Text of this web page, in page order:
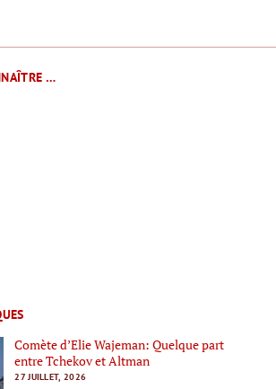
…
Comète d’Elie Wajeman: Quelque part
entre Tchekov et Altman
27 JUILLET, 2026